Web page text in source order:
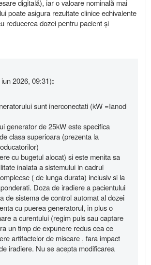
digitală), iar o valoare nominală mai
poate asigura rezultate clinice echivalente
reducerea dozei pentru pacient și
2026, 09:31):
sunt inerconectati (kW =Ianod
generator de 25kW este specifica
clasa superioara (prezenta la
cu bugetul alocat) si este menita sa
inalata a sistemului in cadrul
( de lunga durata) inclusiv si la
Doza de iradiere a pacientului
de sistema de control automat al dozei
cu puerea generatorul, in plus o
a curentului (regim puls sau captare
un timp de expunere redus cea ce
artifactelor de miscare , fara impact
iradiere. Nu se acepta modificarea